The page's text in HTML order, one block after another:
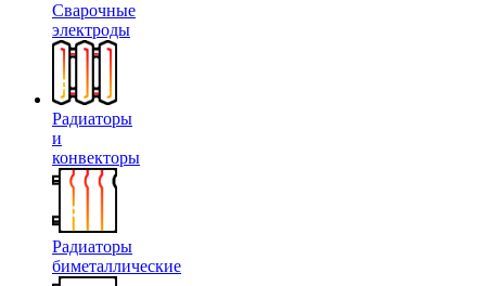
Сварочные
электроды
Радиаторы
и
конвекторы
Радиаторы
биметаллические